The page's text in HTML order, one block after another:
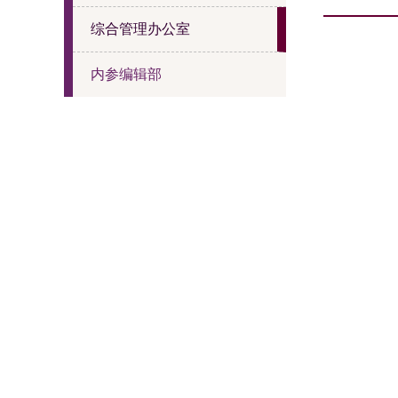
综合管理办公室
内参编辑部